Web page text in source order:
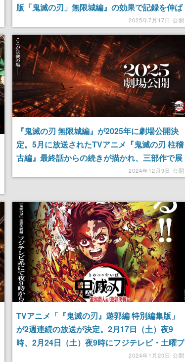
版「鬼滅の刃」無限城編』の効果で記録を伸ば
2025年7月17日 公開
『鬼滅の刃 無限城編』が2025年に劇場公開決
定。5月に放送されたTVアニメ『鬼滅の刃 柱稽
古編』最終話からの続きが描かれ、三部作で展
2024年12月9日 公開
TVアニメ「『鬼滅の刃』遊郭編 特別編集版」
が2週連続の放送が決定。2月17日（土）夜9
時、2月24日（土）夜9時にフジテレビ・土曜プ
2024年1月20日 公開